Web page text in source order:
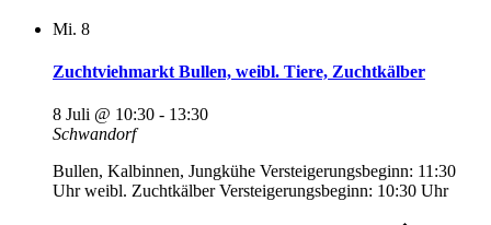
Mi. 8
Zuchtviehmarkt Bullen, weibl. Tiere, Zuchtkälber
8 Juli @ 10:30 - 13:30
Schwandorf
Bullen, Kalbinnen, Jungkühe Versteigerungsbeginn: 11:30
Uhr weibl. Zuchtkälber Versteigerungsbeginn: 10:30 Uhr